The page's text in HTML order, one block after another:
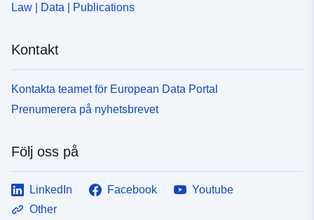
Law | Data | Publications
Kontakt
Kontakta teamet för European Data Portal
Prenumerera på nyhetsbrevet
Följ oss på
LinkedIn Facebook
Youtube
Other